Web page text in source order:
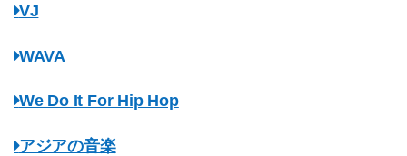
VJ
WAVA
We Do It For Hip Hop
アジアの音楽